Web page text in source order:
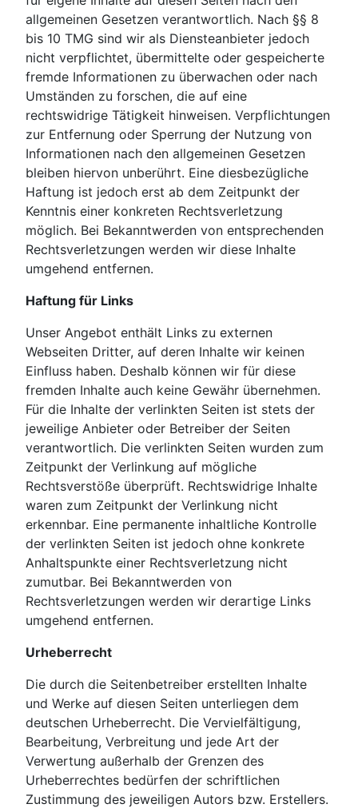
allgemeinen Gesetzen verantwortlich. Nach §§ 8
bis 10 TMG sind wir als Diensteanbieter jedoch
nicht verpflichtet, übermittelte oder gespeicherte
fremde Informationen zu überwachen oder nach
Umständen zu forschen, die auf eine
rechtswidrige Tätigkeit hinweisen. Verpflichtungen
zur Entfernung oder Sperrung der Nutzung von
Informationen nach den allgemeinen Gesetzen
bleiben hiervon unberührt. Eine diesbezügliche
Haftung ist jedoch erst ab dem Zeitpunkt der
Kenntnis einer konkreten Rechtsverletzung
möglich. Bei Bekanntwerden von entsprechenden
Rechtsverletzungen werden wir diese Inhalte
umgehend entfernen.
Haftung für Links
Unser Angebot enthält Links zu externen
Webseiten Dritter, auf deren Inhalte wir keinen
Einfluss haben. Deshalb können wir für diese
fremden Inhalte auch keine Gewähr übernehmen.
Für die Inhalte der verlinkten Seiten ist stets der
jeweilige Anbieter oder Betreiber der Seiten
verantwortlich. Die verlinkten Seiten wurden zum
Zeitpunkt der Verlinkung auf mögliche
Rechtsverstöße überprüft. Rechtswidrige Inhalte
waren zum Zeitpunkt der Verlinkung nicht
erkennbar. Eine permanente inhaltliche Kontrolle
der verlinkten Seiten ist jedoch ohne konkrete
Anhaltspunkte einer Rechtsverletzung nicht
zumutbar. Bei Bekanntwerden von
Rechtsverletzungen werden wir derartige Links
umgehend entfernen.
Urheberrecht
Die durch die Seitenbetreiber erstellten Inhalte
und Werke auf diesen Seiten unterliegen dem
deutschen Urheberrecht. Die Vervielfältigung,
Bearbeitung, Verbreitung und jede Art der
Verwertung außerhalb der Grenzen des
Urheberrechtes bedürfen der schriftlichen
Zustimmung des jeweiligen Autors bzw. Erstellers.